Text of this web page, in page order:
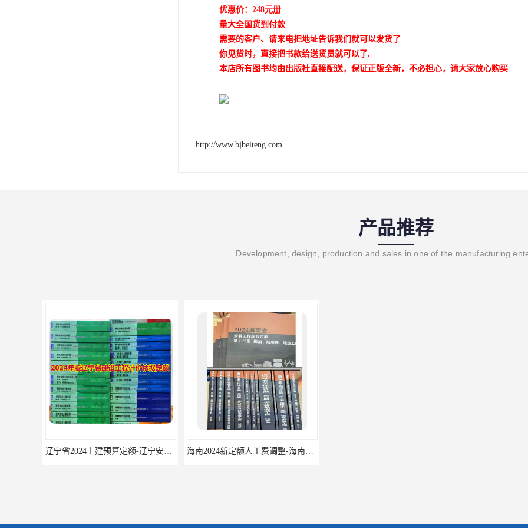
优惠价：248元册
量大全国货到付款
需要的客户、请来电把地址告诉我们就可以发货了
你见货时，直接把书款给送货员就可以了.
本店所有图书均由出版社直接配送，保证正版全新，不必担心，请大家放心购买
http://www.bjbeiteng.com
产品推荐
Development, design, production and sales in one of the manufacturing
辽宁省2024土建预算定额-辽宁安装预算定额-辽宁通风空调安装定额 海南2024新定额人工费调整-海南2024版安装定额-海南2024房屋建筑定额-海南定额